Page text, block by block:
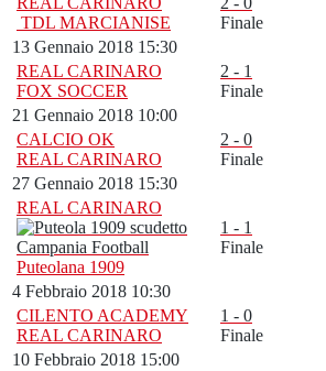
TDL MARCIANISE
Finale
13 Gennaio 2018 15:30
REAL CARINARO
FOX SOCCER
2 - 1
Finale
21 Gennaio 2018 10:00
CALCIO OK
REAL CARINARO
2 - 0
Finale
27 Gennaio 2018 15:30
REAL CARINARO
Puteolana 1909
1 - 1
Finale
4 Febbraio 2018 10:30
CILENTO ACADEMY
REAL CARINARO
1 - 0
Finale
10 Febbraio 2018 15:00